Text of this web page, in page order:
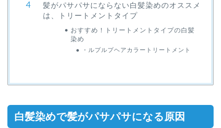
髪がパサパサにならない白髪染めのオススメ
は、トリートメントタイプ
おすすめ！トリートメントタイプの白髪
染め
・ルプルプヘアカラートリートメント
白髪染めで髪がパサパサになる原因